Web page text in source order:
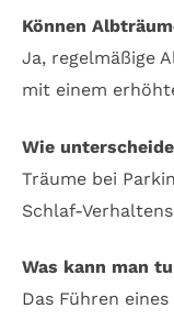
Können
Ja, regelmäßige
mit einem
Wie
Träume bei
Schlaf-
Was kann man
Das Führen